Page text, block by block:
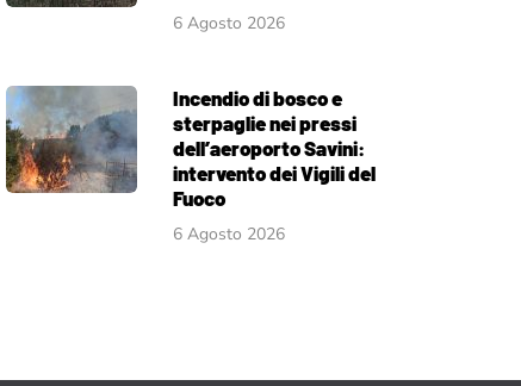
6 Agosto 2026
Incendio di bosco e
sterpaglie nei pressi
dell’aeroporto Savini:
intervento dei Vigili del
Fuoco
6 Agosto 2026